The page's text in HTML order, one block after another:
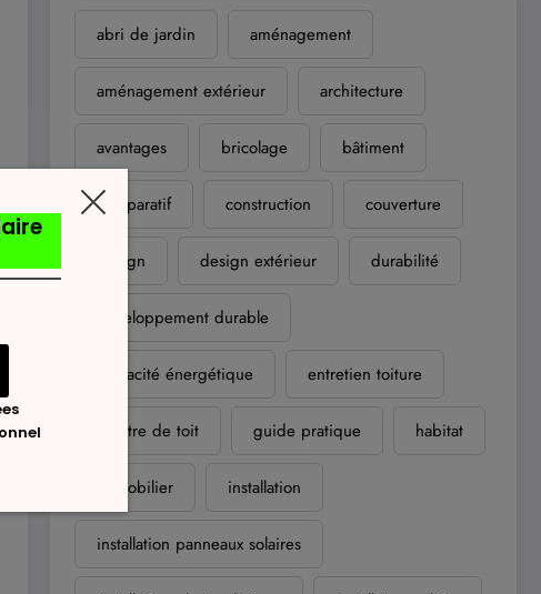
abri de jardin aménagement
aménagement extérieur architecture
avantages bricolage bâtiment
comparatif construction couverture
design design extérieur durabilité
développement durable
efficacité énergétique entretien toiture
fenêtre de toit guide pratique habitat
immobilier installation
installation panneaux solaires